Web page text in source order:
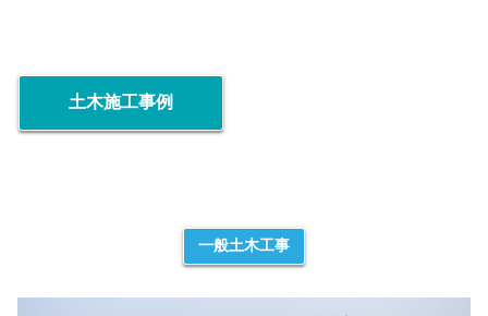
土木施工事例
一般土木工事